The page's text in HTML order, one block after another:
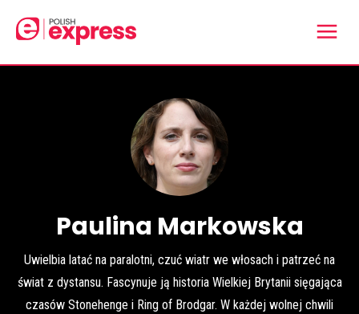
Paulina Markowska
Uwielbia latać na paralotni, czuć wiatr we włosach i patrzeć na
świat z dystansu. Fascynuje ją historia Wielkiej Brytanii sięgająca
czasów Stonehenge i Ring of Brodgar. W każdej wolnej chwili